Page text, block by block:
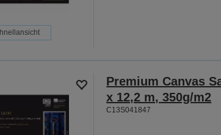
Premium Canvas
x 12,2 m, 350g/m2
C13S041847